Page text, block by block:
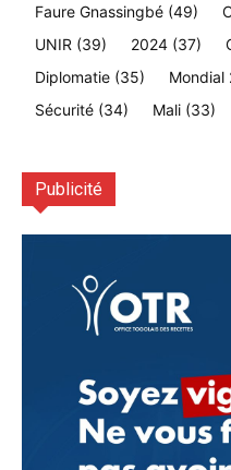
Faure Gnassingbé (49)
UNIR (39) 2024 (37)
Diplomatie (35) Mondial
Sécurité (34) Mali (33)
Publicité